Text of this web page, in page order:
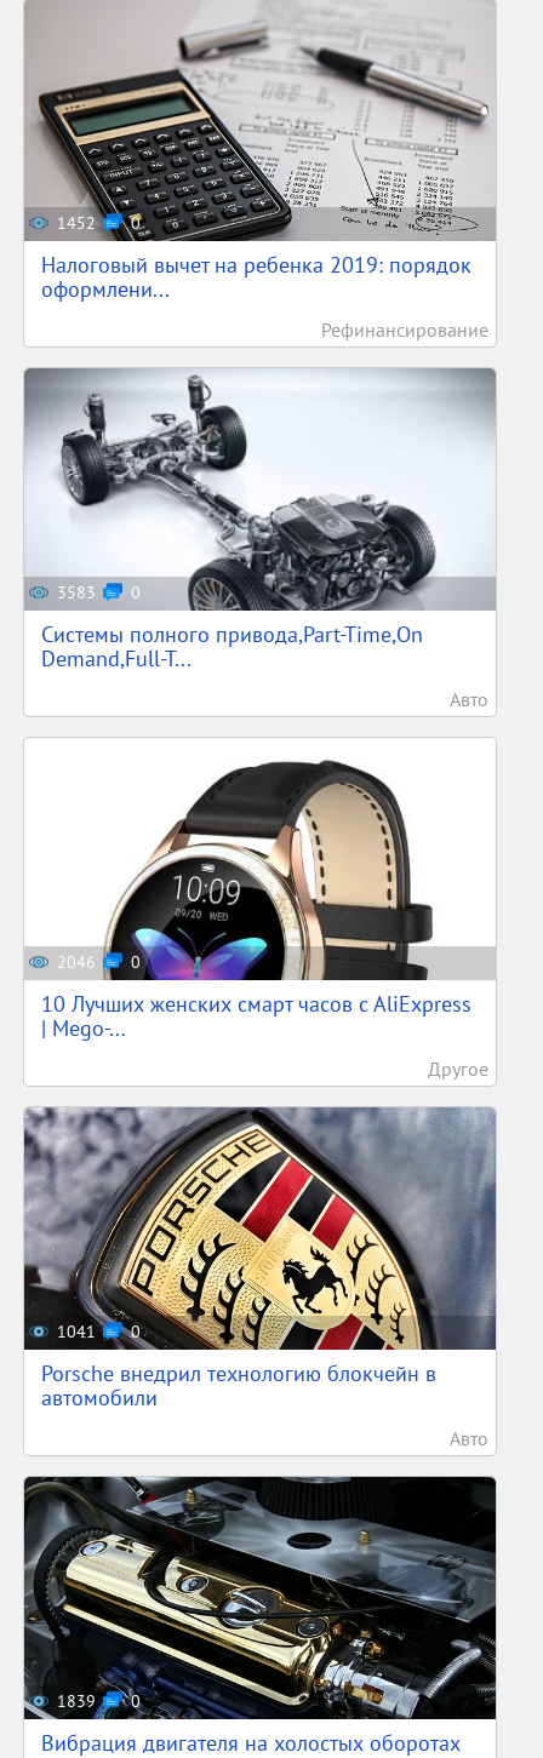
1452 0
Налоговый вычет на ребенка 2019: порядок
оформлени...
Рефинансирование
3583 0
Системы полного привода,Part-Time,On
Demand,Full-T...
Авто
2046 0
10 Лучших женских смарт часов c AliExpress
| Mego-...
Другое
1041 0
Porsche внедрил технологию блокчейн в
автомобили
Авто
1839 0
Вибрация двигателя на холостых оборотах